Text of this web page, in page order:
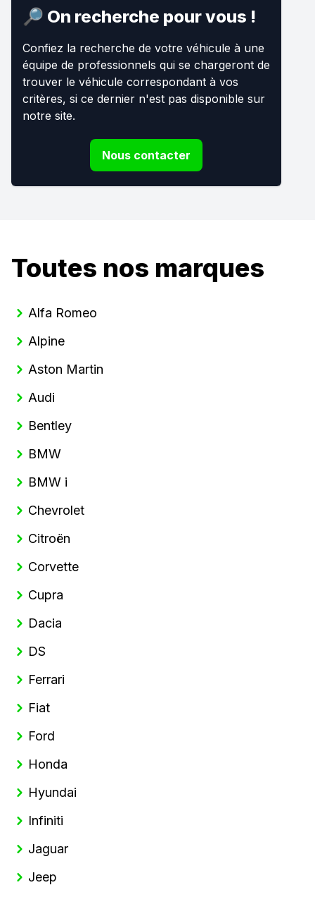
🔎 On recherche pour vous !
Confiez la recherche de votre véhicule à une
équipe de professionnels qui se chargeront de
trouver le véhicule correspondant à vos
critères, si ce dernier n'est pas disponible sur
notre site.
Nous contacter
Toutes nos marques
Alfa Romeo
Alpine
Aston Martin
Audi
Bentley
BMW
BMW i
Chevrolet
Citroën
Corvette
Cupra
Dacia
DS
Ferrari
Fiat
Ford
Honda
Hyundai
Infiniti
Jaguar
Jeep